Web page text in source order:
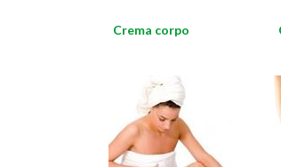
Crema corpo